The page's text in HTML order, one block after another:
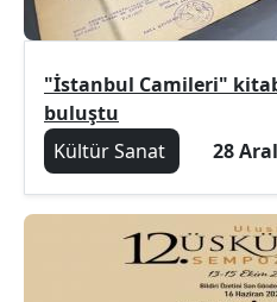
"İstanbul Camileri"
buluştu
Kültür Sanat
28